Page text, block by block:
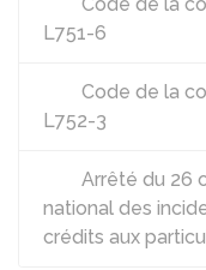
L751-6
Code de la
L752-3
Arrêté du 26
national des
crédits aux